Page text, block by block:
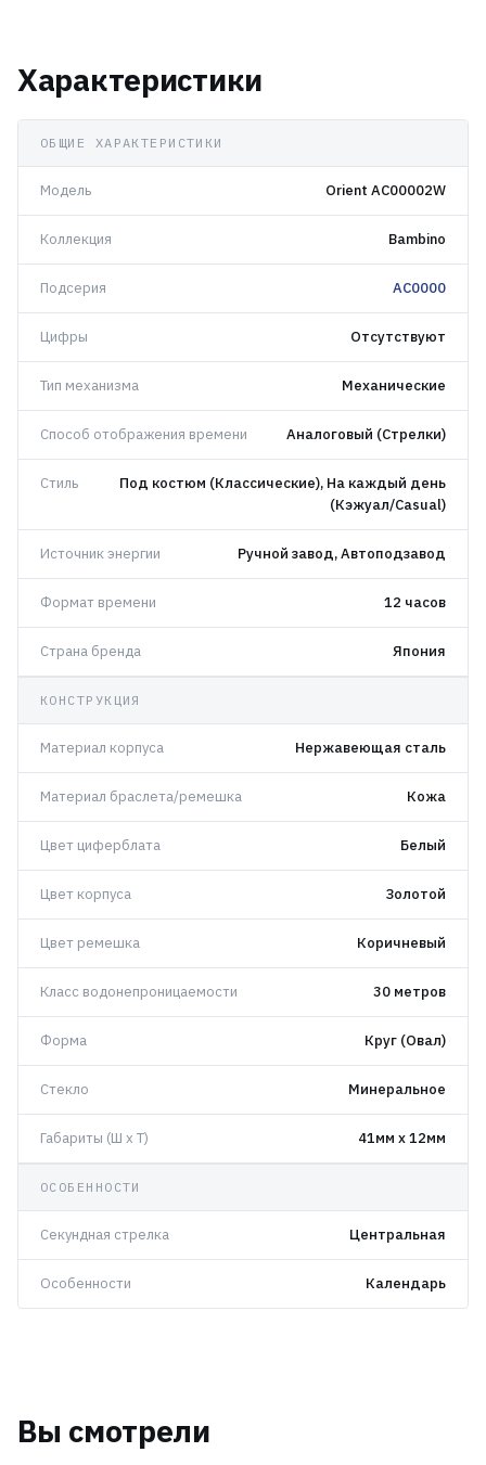
Характеристики
ОБЩИЕ ХАРАКТЕРИСТИКИ
Модель Orient AC00002W
Коллекция Bambino
Подсерия AC0000
Цифры Отсутствуют
Тип механизма Механические
Способ отображения времени Аналоговый (Стрелки)
Стиль
Под костюм (Классические), На каждый день
(Кэжуал/Casual)
Источник энергии Ручной завод, Автоподзавод
Формат времени 12 часов
Страна бренда Япония
КОНСТРУКЦИЯ
Материал корпуса Нержавеющая сталь
Материал браслета/ремешка Кожа
Цвет циферблата Белый
Цвет корпуса Золотой
Цвет ремешка Коричневый
Класс водонепроницаемости 30 метров
Форма Круг (Овал)
Стекло Минеральное
Габариты (Ш x Т) 41мм x 12мм
ОСОБЕННОСТИ
Секундная стрелка Центральная
Особенности Календарь
Вы смотрели